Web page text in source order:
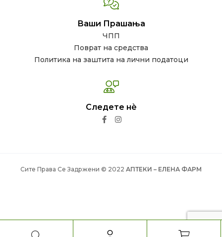
Ваши Прашања
ЧПП
Поврат на средства
Политика на заштита на лични податоци
Следете нѐ
Сите Права Се Задржени © 2022 АПТЕКИ – ЕЛЕНА ФАРМ